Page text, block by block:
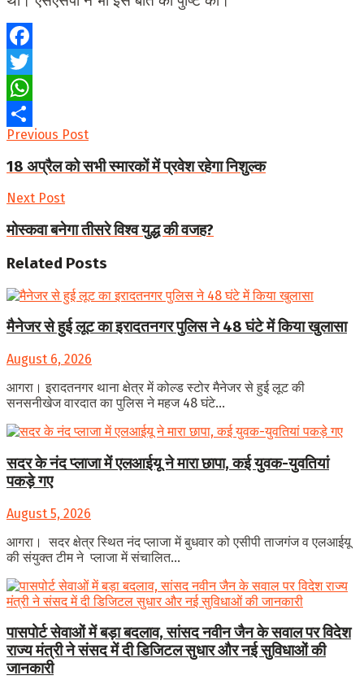
Facebook
Twitter
WhatsApp
Share
Previous Post
18 अप्रैल को सभी स्मारकों में प्रवेश रहेगा निशुल्क
Next Post
मोस्कवा बनेगा तीसरे विश्व युद्ध की वजह?
Related Posts
मैनेजर से हुई लूट का इरादतनगर पुलिस ने 48 घंटे में किया खुलासा
August 6, 2026
आगरा। इरादतनगर थाना क्षेत्र में कोल्ड स्टोर मैनेजर से हुई लूट की
सनसनीखेज वारदात का पुलिस ने महज 48 घंटे...
सदर के नंद प्लाजा में एलआईयू ने मारा छापा, कई युवक-युवतियां
पकड़े गए
August 5, 2026
आगरा। सदर क्षेत्र स्थित नंद प्लाजा में बुधवार को एसीपी ताजगंज व एलआईयू
की संयुक्त टीम ने प्लाजा में संचालित...
पासपोर्ट सेवाओं में बड़ा बदलाव, सांसद नवीन जैन के सवाल पर विदेश
राज्य मंत्री ने संसद में दी डिजिटल सुधार और नई सुविधाओं की
जानकारी